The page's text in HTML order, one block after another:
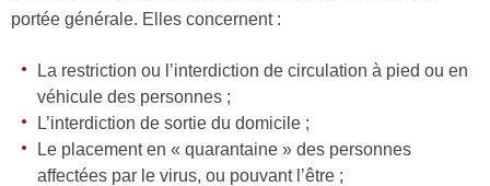
portée générale. Elles concernent :
La restriction ou l’interdiction de circulation à pied ou en
véhicule des personnes ;
L’interdiction de sortie du domicile ;
Le placement en « quarantaine » des personnes
affectées par le virus, ou pouvant l’être ;